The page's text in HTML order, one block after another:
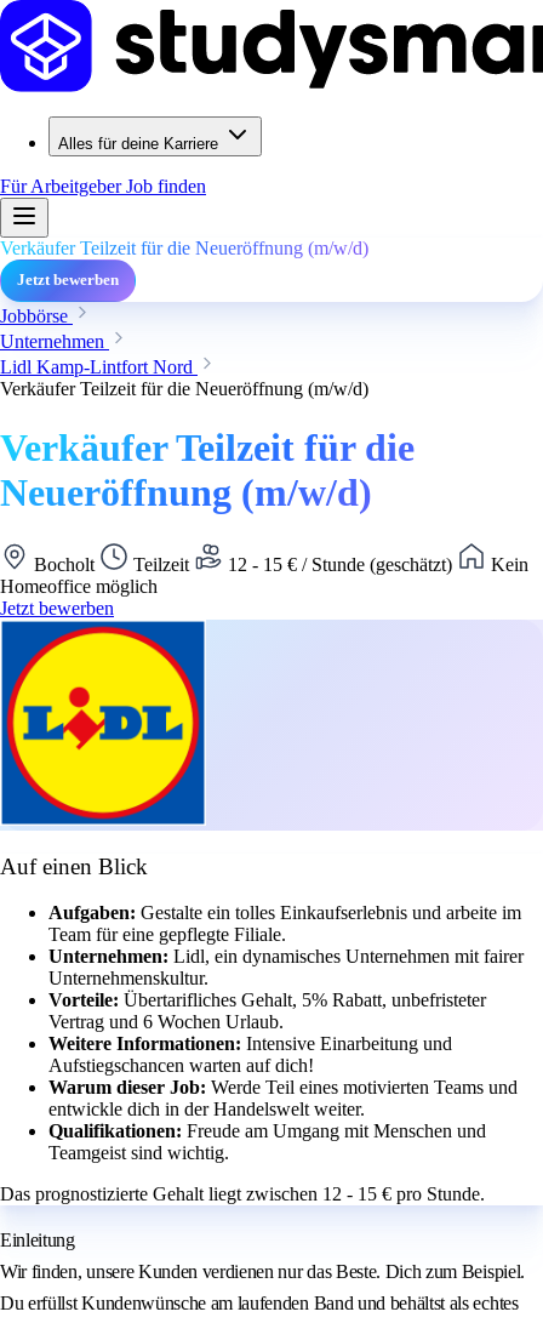
Alles für deine Karriere
Für ArbeitgeberJob finden
Verkäufer Teilzeit für die Neueröffnung (m/w/d)
Jetzt bewerben
Jobbörse
Unternehmen
Lidl Kamp-Lintfort Nord
Verkäufer Teilzeit für die Neueröffnung (m/w/d)
Verkäufer Teilzeit für die
Neueröffnung (m/w/d)
Bocholt Teilzeit 12 - 15 € / Stunde (geschätzt)
Kein
Homeoffice möglich
Jetzt bewerben
Auf einen Blick
Aufgaben: Gestalte ein tolles Einkaufserlebnis und arbeite im
Team für eine gepflegte Filiale.
Unternehmen: Lidl, ein dynamisches Unternehmen mit fairer
Unternehmenskultur.
Vorteile: Übertarifliches Gehalt, 5% Rabatt, unbefristeter
Vertrag und 6 Wochen Urlaub.
Weitere Informationen: Intensive Einarbeitung und
Aufstiegschancen warten auf dich!
Warum dieser Job: Werde Teil eines motivierten Teams und
entwickle dich in der Handelswelt weiter.
Qualifikationen: Freude am Umgang mit Menschen und
Teamgeist sind wichtig.
Das prognostizierte Gehalt liegt zwischen 12 - 15 € pro Stunde.
Einleitung
Wir finden, unsere Kunden verdienen nur das Beste. Dich zum Beispiel.
Du erfüllst Kundenwünsche am laufenden Band und behältst als echtes